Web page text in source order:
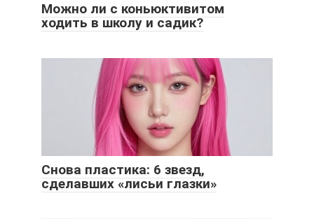
Можно ли с коньюктивитом
ходить в школу и садик?
Снова пластика: 6 звезд,
сделавших «лисьи глазки»